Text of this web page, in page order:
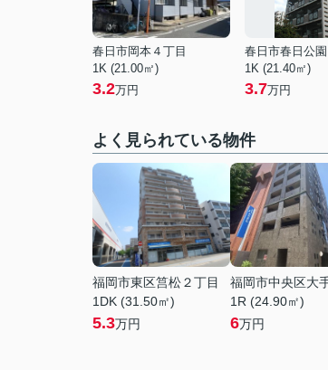
春日市岡本４丁目
1K (21.00㎡)
3.2万円
春日市春日公園
1K (21.40㎡)
3.7万円
よく見られている物件
福岡市東区筥松２丁目
1DK (31.50㎡)
5.3万円
福岡市中央区大
1R (24.90㎡)
6万円